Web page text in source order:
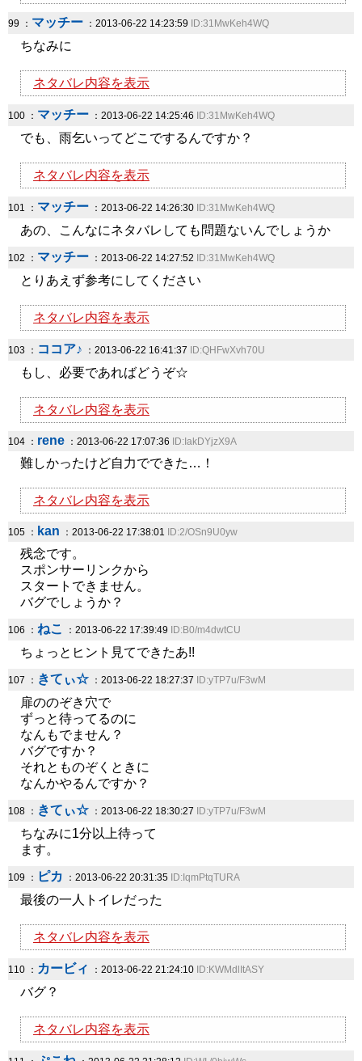
99 ： マッチー ：2013-06-22 14:23:59 ID:31MwKeh4WQ
ちなみに
ネタバレ内容を表示
100 ： マッチー ：2013-06-22 14:25:46 ID:31MwKeh4WQ
でも、雨乞いってどこでするんですか？
ネタバレ内容を表示
101 ： マッチー ：2013-06-22 14:26:30 ID:31MwKeh4WQ
あの、こんなにネタバレしても問題ないんでしょうか
102 ： マッチー ：2013-06-22 14:27:52 ID:31MwKeh4WQ
とりあえず参考にしてください
ネタバレ内容を表示
103 ： ココア♪ ：2013-06-22 16:41:37 ID:QHFwXvh70U
もし、必要であればどうぞ☆
ネタバレ内容を表示
104 ： rene ：2013-06-22 17:07:36 ID:IakDYjzX9A
難しかったけど自力でできた…！
ネタバレ内容を表示
105 ： kan ：2013-06-22 17:38:01 ID:2/OSn9U0yw
残念です。
スポンサーリンクから
スタートできません。
バグでしょうか？
106 ： ねこ ：2013-06-22 17:39:49 ID:B0/m4dwtCU
ちょっとヒント見てできたあ!!
107 ： きてぃ☆ ：2013-06-22 18:27:37 ID:yTP7u/F3wM
扉ののぞき穴で
ずっと待ってるのに
なんもでません？
バグですか？
それとものぞくときに
なんかやるんですか？
108 ： きてぃ☆ ：2013-06-22 18:30:27 ID:yTP7u/F3wM
ちなみに1分以上待って
ます。
109 ： ピカ ：2013-06-22 20:31:35 ID:IqmPtqTURA
最後の一人トイレだった
ネタバレ内容を表示
110 ： カービィ ：2013-06-22 21:24:10 ID:KWMdlItASY
バグ？
ネタバレ内容を表示